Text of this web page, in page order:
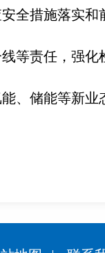
全措施落实
等责任，强
、储能等新